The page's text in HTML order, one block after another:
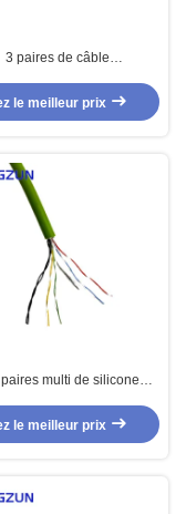
3 paires de câble
câble de capteur
le meilleur prix
multi de silicone
le meilleur prix